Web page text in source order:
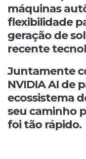
máquinas
flexibilidade
geração de
recente
Juntamente
NVIDIA AI de
ecossistema
seu caminho
foi tão rápido.